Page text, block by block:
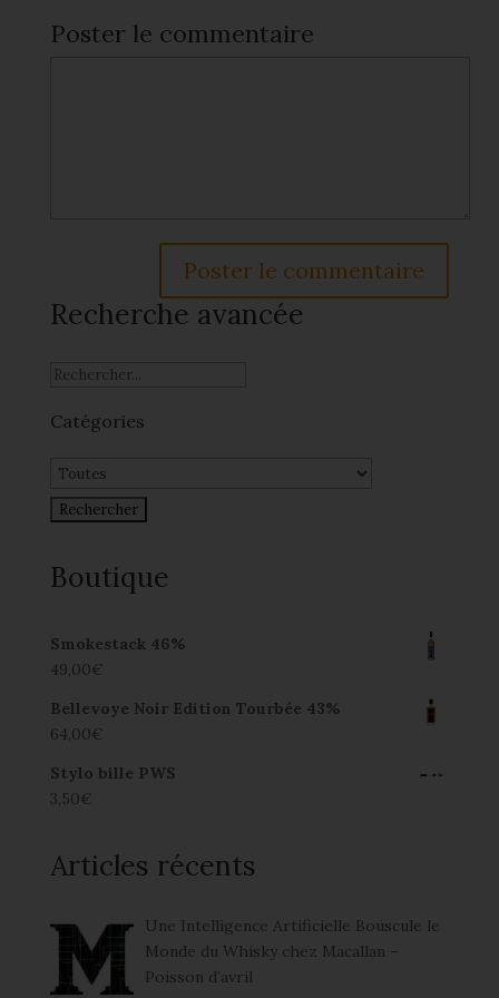
Poster le commentaire
Recherche avancée
Catégories
Boutique
Smokestack 46%
49,00€
Bellevoye Noir Edition Tourbée 43%
64,00€
Stylo bille PWS
3,50€
Articles récents
Une Intelligence Artificielle Bouscule le
Monde du Whisky chez Macallan –
Poisson d’avril